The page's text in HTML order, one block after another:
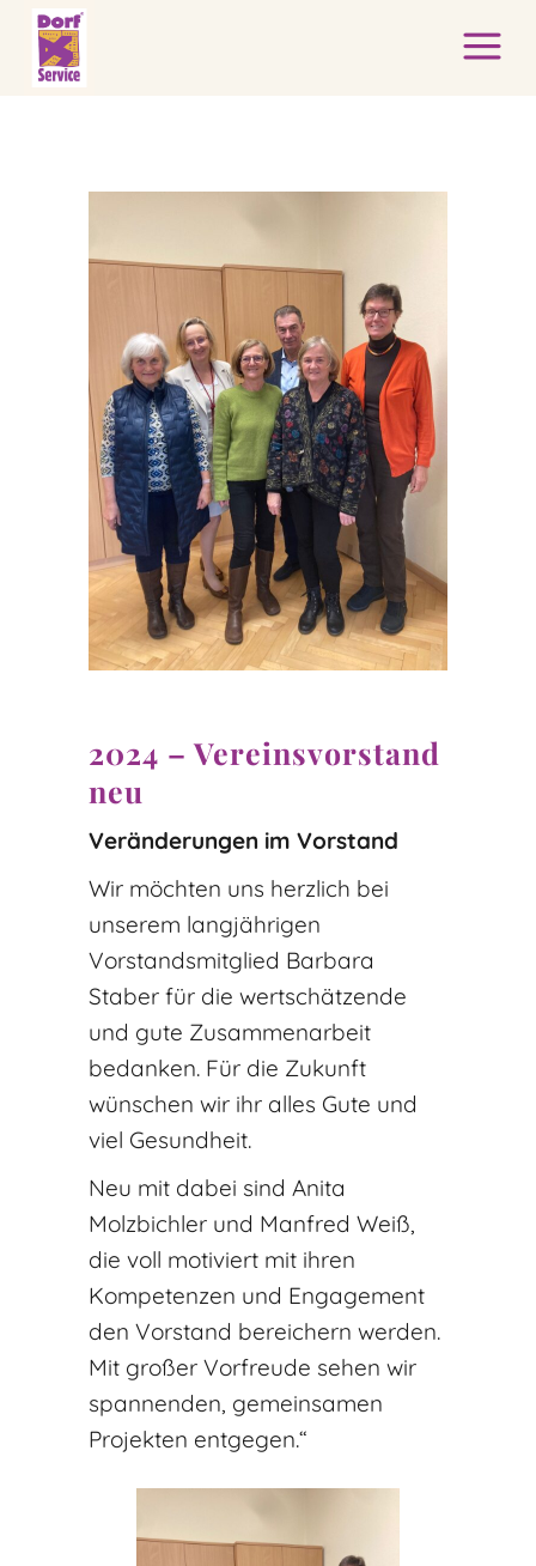
2024 – Vereinsvorstand
neu
Veränderungen im Vorstand
Wir möchten uns herzlich bei
unserem langjährigen
Vorstandsmitglied Barbara
Staber für die wertschätzende
und gute Zusammenarbeit
bedanken. Für die Zukunft
wünschen wir ihr alles Gute und
viel Gesundheit.
Neu mit dabei sind Anita
Molzbichler und Manfred Weiß,
die voll motiviert mit ihren
Kompetenzen und Engagement
den Vorstand bereichern werden.
Mit großer Vorfreude sehen wir
spannenden, gemeinsamen
Projekten entgegen.“